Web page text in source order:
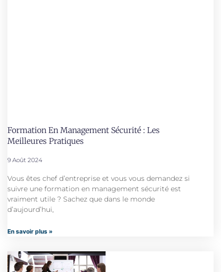
Formation En Management Sécurité : Les
Meilleures Pratiques
9 Août 2024
Vous êtes chef d’entreprise et vous vous demandez si
suivre une formation en management sécurité est
vraiment utile ? Sachez que dans le monde
d’aujourd’hui,
En savoir plus »